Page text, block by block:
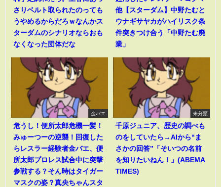
さりベルト取られたのっても
うやめるからだろｗなんかス
ターダムのシナリオならおも
なくなった団体だな
他【スターダム】中野たむと
ウナギサヤカがハイリスク条
件突きつけ合う「中野たむ廃
業」
金バエ
危うし！便所太郎危機一髪！
みゅーつーの逆襲！回復した
らレスラー経験者金バエ、便
所太郎プロレス試合中に突撃
参戦する？そん時はタイガー
マスクの姿？真央ちゃんスタ
未分類
千原ジュニア、歴史の調べも
のをしていたら→AIから“ま
さかの回答”「そいつの名前
を知りたいねん！」(ABEMA
TIMES)